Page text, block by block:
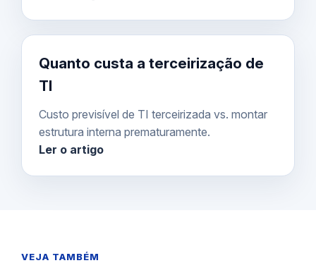
Quanto custa a terceirização de
TI
Custo previsível de TI terceirizada vs. montar
estrutura interna prematuramente.
Ler o artigo
VEJA TAMBÉM